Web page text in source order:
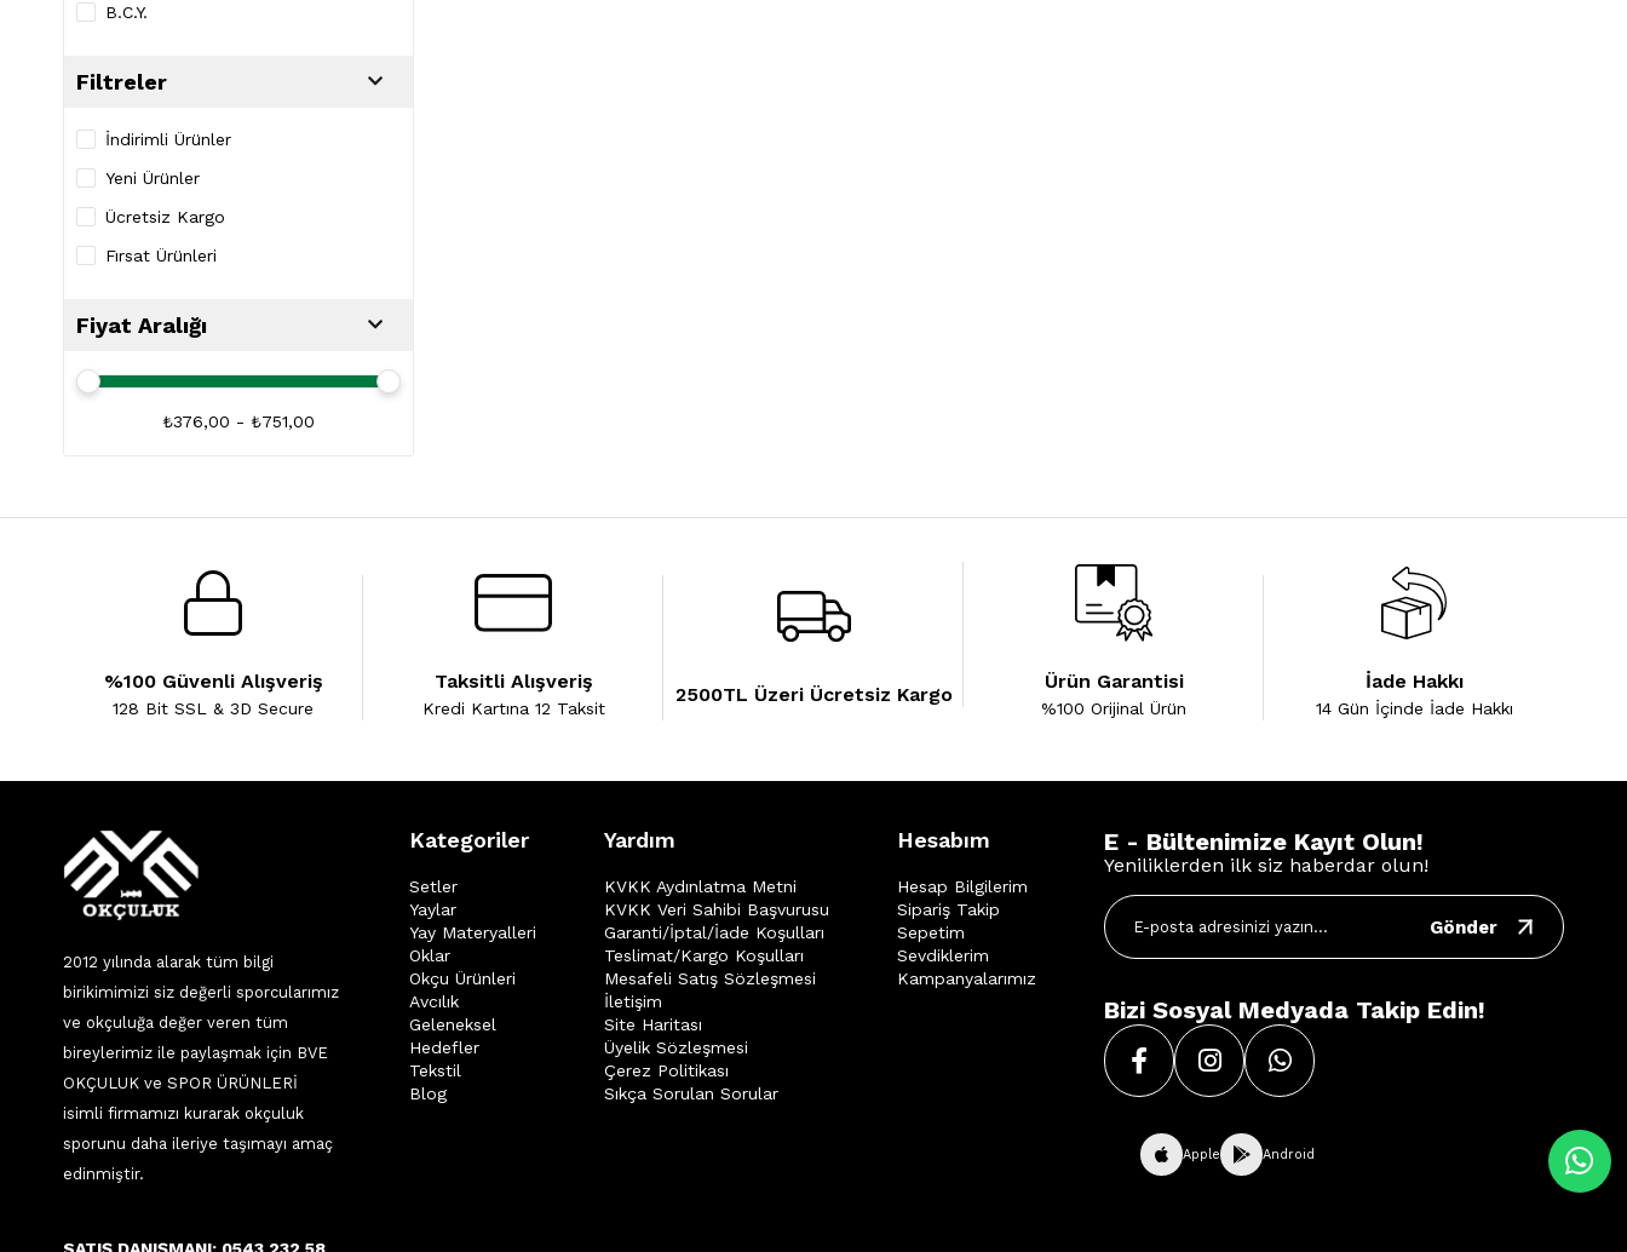
B.C.Y.
Filtreler
İndirimli Ürünler
Yeni Ürünler
Ücretsiz Kargo
Fırsat Ürünleri
Fiyat Aralığı
₺376,00 - ₺751,00
%100 Güvenli Alışveriş
128 Bit SSL & 3D Secure
Taksitli Alışveriş
Kredi Kartına 12 Taksit
2500TL Üzeri Ücretsiz Kargo
Ürün Garantisi
%100 Orijinal Ürün
İade Hakkı
14 Gün İçinde İade Hakkı
2012 yılında alarak tüm bilgi
birikimimizi siz değerli sporcularımız
ve okçuluğa değer veren tüm
bireylerimiz ile paylaşmak için BVE
OKÇULUK ve SPOR ÜRÜNLERİ
isimli firmamızı kurarak okçuluk
sporunu daha ileriye taşımayı amaç
edinmiştir.
Kategoriler
Setler
Yaylar
Yay Materyalleri
Oklar
Okçu Ürünleri
Avcılık
Geleneksel
Hedefler
Tekstil
Blog
Yardım
KVKK Aydınlatma Metni
KVKK Veri Sahibi Başvurusu
Garanti/İptal/İade Koşulları
Teslimat/Kargo Koşulları
Mesafeli Satış Sözleşmesi
İletişim
Site Haritası
Üyelik Sözleşmesi
Çerez Politikası
Sıkça Sorulan Sorular
Hesabım
Hesap Bilgilerim
Sipariş Takip
Sepetim
Sevdiklerim
Kampanyalarımız
E - Bültenimize Kayıt Olun!
Yeniliklerden ilk siz haberdar olun!
Gönder
Bizi Sosyal Medyada Takip Edin!
Apple Android